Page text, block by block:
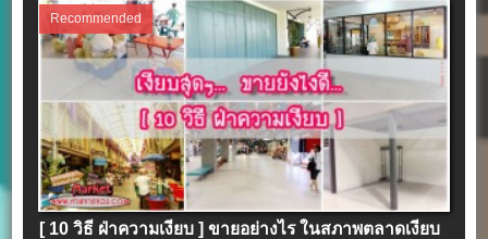
Recommended
[ 10 วิธี ฝ่าความเงียบ ] ขายอย่างไร ในสภาพตลาดเงียบ